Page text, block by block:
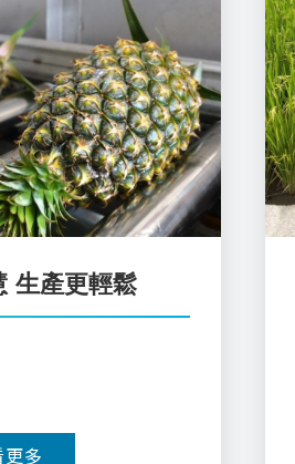
生產更輕鬆
多